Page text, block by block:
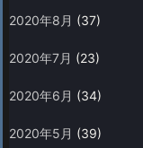
2020年8月 (37)
2020年7月 (23)
2020年6月 (34)
2020年5月 (39)